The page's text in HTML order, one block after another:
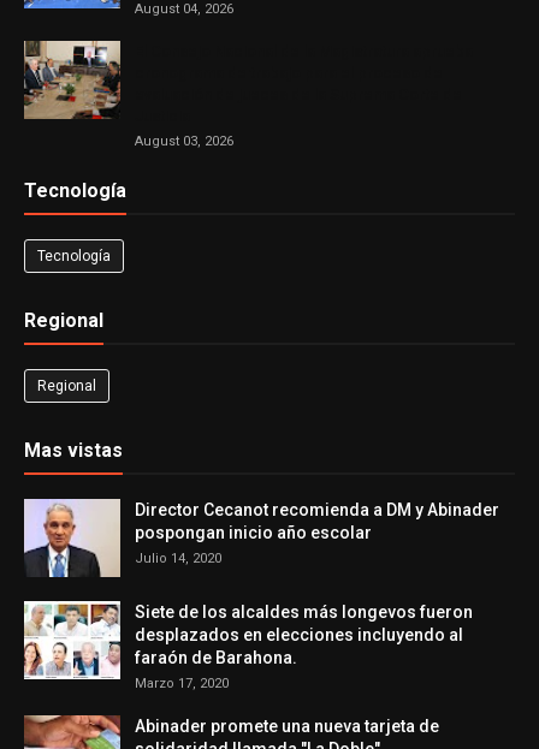
August 04, 2026
August 03, 2026
Tecnología
Tecnología
Regional
Regional
Mas vistas
Director Cecanot recomienda a DM y Abinader
pospongan inicio año escolar
Julio 14, 2020
Siete de los alcaldes más longevos fueron
desplazados en elecciones incluyendo al
faraón de Barahona.
Marzo 17, 2020
Abinader promete una nueva tarjeta de